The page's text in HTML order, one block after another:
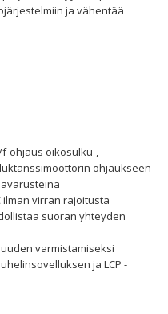
ja vähentää
ohjaus oikosulku-,
ohjaukseen
ilman virran rajoitusta
suoran yhteyden
varmistamiseksi
ja LCP -